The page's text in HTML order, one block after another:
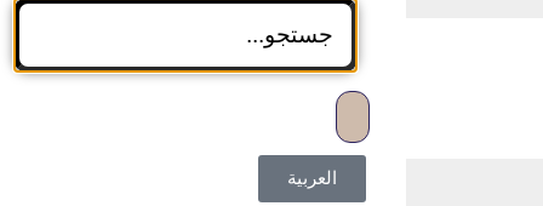
العربية